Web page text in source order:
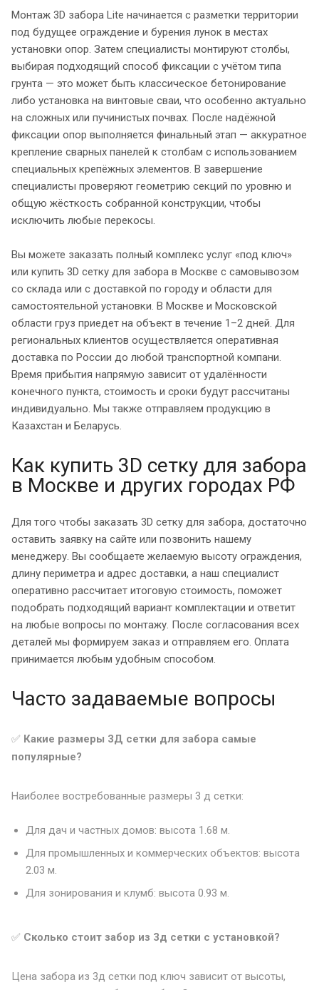
Монтаж 3D забора Lite начинается с разметки территории
под будущее ограждение и бурения лунок в местах
установки опор. Затем специалисты монтируют столбы,
выбирая подходящий способ фиксации с учётом типа
грунта — это может быть классическое бетонирование
либо установка на винтовые сваи, что особенно актуально
на сложных или пучинистых почвах. После надёжной
фиксации опор выполняется финальный этап — аккуратное
крепление сварных панелей к столбам с использованием
специальных крепёжных элементов. В завершение
специалисты проверяют геометрию секций по уровню и
общую жёсткость собранной конструкции, чтобы
исключить любые перекосы.
Вы можете заказать полный комплекс услуг «под ключ»
или купить 3D сетку для забора в Москве с самовывозом
со склада или с доставкой по городу и области для
самостоятельной установки. В Москве и Московской
области груз приедет на объект в течение 1–2 дней. Для
региональных клиентов осуществляется оперативная
доставка по России до любой транспортной компани.
Время прибытия напрямую зависит от удалённости
конечного пункта, стоимость и сроки будут рассчитаны
индивидуально. Мы также отправляем продукцию в
Казахстан и Беларусь.
Как купить 3D сетку для забора
в Москве и других городах РФ
Для того чтобы заказать 3D сетку для забора, достаточно
оставить заявку на сайте или позвонить нашему
менеджеру. Вы сообщаете желаемую высоту ограждения,
длину периметра и адрес доставки, а наш специалист
оперативно рассчитает итоговую стоимость, поможет
подобрать подходящий вариант комплектации и ответит
на любые вопросы по монтажу. После согласования всех
деталей мы формируем заказ и отправляем его. Оплата
принимается любым удобным способом.
Часто задаваемые вопросы
✅ Какие размеры 3Д сетки для забора самые
популярные?
Наиболее востребованные размеры 3 д сетки:
Для дач и частных домов: высота 1.68 м.
Для промышленных и коммерческих объектов: высота
2.03 м.
Для зонирования и клумб: высота 0.93 м.
✅ Сколько стоит забор из 3д сетки с установкой?
Цена забора из 3д сетки под ключ зависит от высоты,